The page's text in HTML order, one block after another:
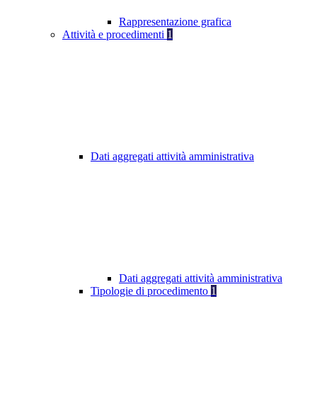
Rappresentazione grafica
Attività e procedimenti 1
Dati aggregati attività amministrativa
Dati aggregati attività amministrativa
Tipologie di procedimento 1